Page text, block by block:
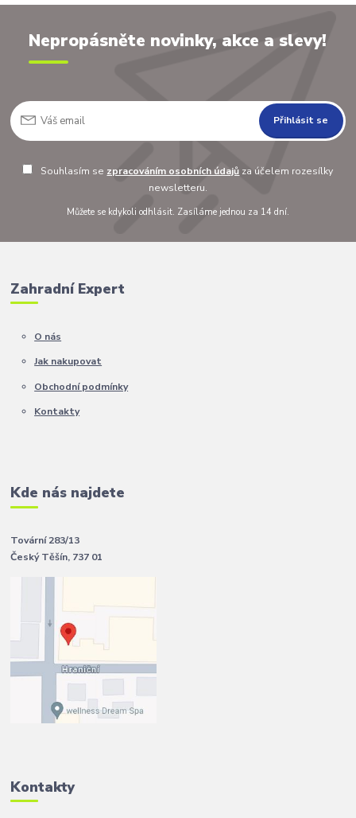
Nepropásněte novinky, akce a slevy!
Přihlásit se
Souhlasím se zpracováním osobních údajů za účelem rozesílky
newsletteru.
Můžete se kdykoli odhlásit. Zasíláme jednou za 14 dní.
Zahradní Expert
O nás
Jak nakupovat
Obchodní podmínky
Kontakty
Kde nás najdete
Tovární 283/13
Český Těšín, 737 01
Kontakty